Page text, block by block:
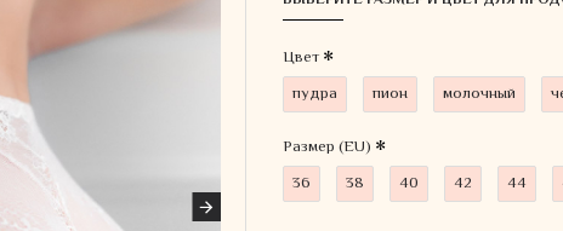
Цвет
пудра
пион молочный
Размер (EU)
36
38 40 42 44